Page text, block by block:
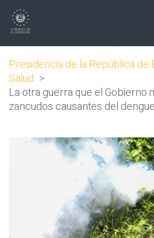
Presidencia de la República de
Salud >
La otra guerra que el Gobierno
zancudos causantes del